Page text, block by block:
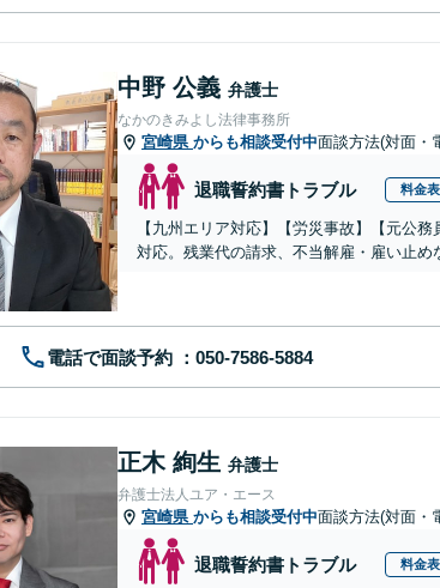
中野 公義 弁護士
なかのきみよし法律事務所
宮崎県 からも相談受付中面談方法(対面・
退職誓約書トラブル 料金
【九州エリア対応】【労災事故】【元公
対応。残業代の請求、不当解雇・雇い止め
電話で面談予約
正木 絢生 弁護士
弁護士法人ユア・エース
宮崎県 からも相談受付中面談方法(対面・
退職誓約書トラブル 料金